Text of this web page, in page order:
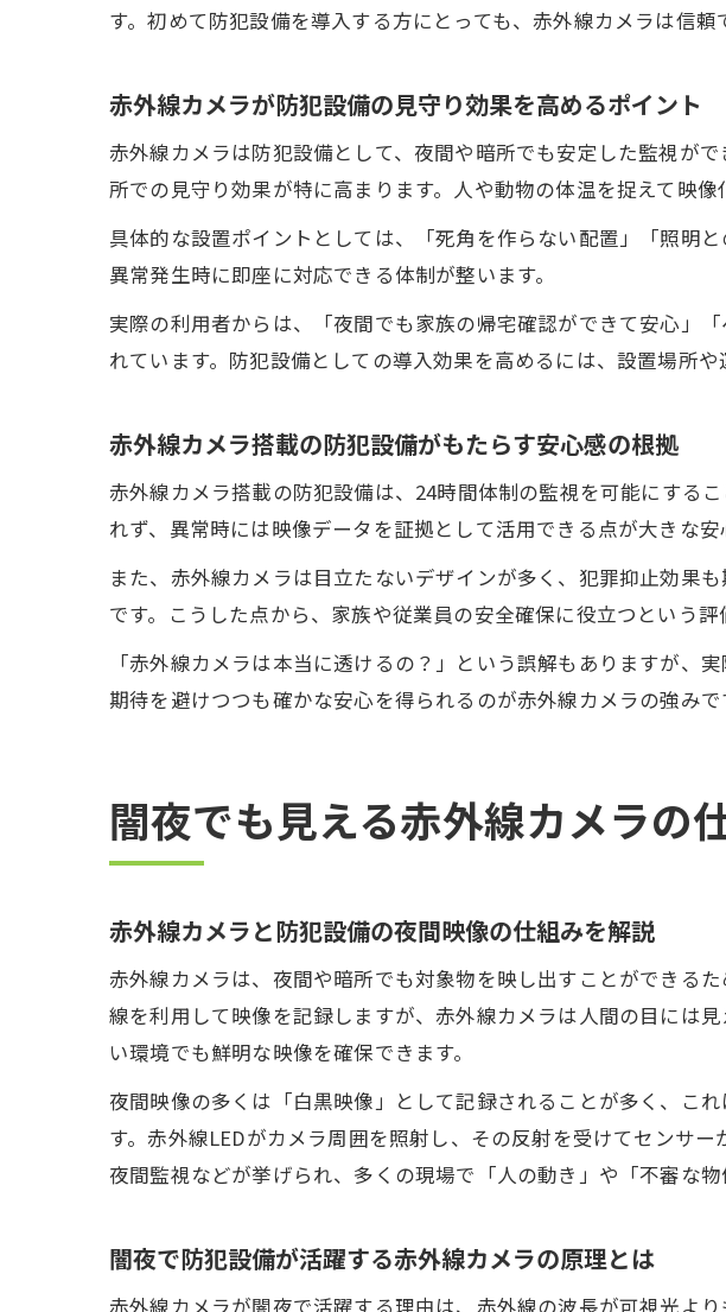
スマホ赤外線カ
スマホの赤外線
赤外線カメラ画
す。初めて防犯設備を導入する方にとっても、赤外線カメラは信頼
赤外線カメラが防犯設備の見守り効果を高めるポイント
赤外線カメラは防犯設備として、夜間や暗所でも安定した監視が
所での見守り効果が特に高まります。人や動物の体温を捉えて映
具体的な設置ポイントとしては、「死角を作らない配置」「照明
異常発生時に即座に対応できる体制が整います。
実際の利用者からは、「夜間でも家族の帰宅確認ができて安心」
れています。防犯設備としての導入効果を高めるには、設置場所や
赤外線カメラ搭載の防犯設備がもたらす安心感の根拠
赤外線カメラ搭載の防犯設備は、24時間体制の監視を可能にする
れず、異常時には映像データを証拠として活用できる点が大きな安
また、赤外線カメラは目立たないデザインが多く、犯罪抑止効果
です。こうした点から、家族や従業員の安全確保に役立つという評
「赤外線カメラは本当に透けるの？」という誤解もありますが、
期待を避けつつも確かな安心を得られるのが赤外線カメラの強みで
闇夜でも見える赤外線カメラの
赤外線カメラと防犯設備の夜間映像の仕組みを解説
赤外線カメラは、夜間や暗所でも対象物を映し出すことができる
線を利用して映像を記録しますが、赤外線カメラは人間の目には
い環境でも鮮明な映像を確保できます。
夜間映像の多くは「白黒映像」として記録されることが多く、こ
す。赤外線LEDがカメラ周囲を照射し、その反射を受けてセンサ
夜間監視などが挙げられ、多くの現場で「人の動き」や「不審な物
闇夜で防犯設備が活躍する赤外線カメラの原理とは
赤外線カメラが闇夜で活躍する理由は、赤外線の波長が可視光よ